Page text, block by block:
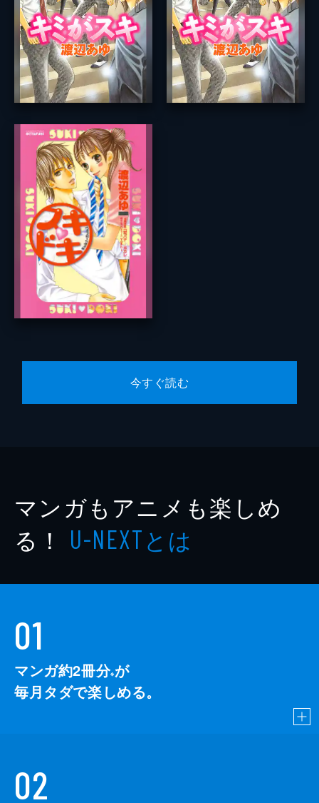
今すぐ読む
マンガもアニメも楽しめ
る！ U-NEXTとは
01
マンガ約2冊分※が
毎月タダで楽しめる。
02